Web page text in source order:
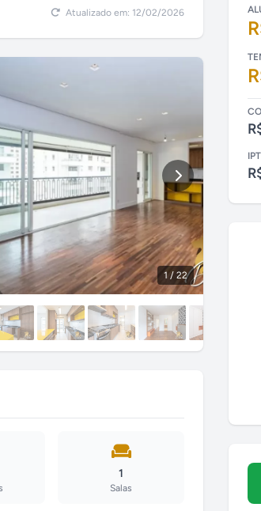
Atualizado em: 12/02/2026
1 / 22
1
Salas